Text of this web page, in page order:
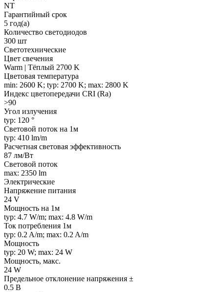
NT
Гарантийный срок
5 год(а)
Количество светодиодов
300 шт
Светотехнические
Цвет свечения
Warm | Тёплый 2700 K
Цветовая температура
min: 2600 K; typ: 2700 K; max: 2800 K
Индекс цветопередачи CRI (Ra)
>90
Угол излучения
typ: 120 °
Световой поток на 1м
typ: 410 lm/m
Расчетная световая эффективность
87 лм/Вт
Световой поток
max: 2350 lm
Электрические
Напряжение питания
24 V
Мощность на 1м
typ: 4.7 W/m; max: 4.8 W/m
Ток потребления 1м
typ: 0.2 A/m; max: 0.2 A/m
Мощность
typ: 20 W; max: 24 W
Мощность, макс.
24 W
Предельное отклонение напряжения ±
0.5 В